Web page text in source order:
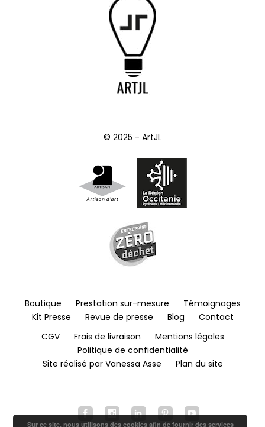
© 2025 - ArtJL
Boutique Prestation sur-mesure
Témoignages
Kit Presse
Revue de presse Blog
Contact
CGV
Frais de livraison
Mentions légales
Politique de confidentialité
Site réalisé par Vanessa Asse
Plan du site
Sur ce site, nous utilisons des cookies afin de fournir des services